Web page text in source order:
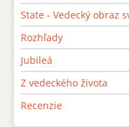
State - Vedecký obraz
Rozhľady
Jubileá
Z vedeckého života
Recenzie